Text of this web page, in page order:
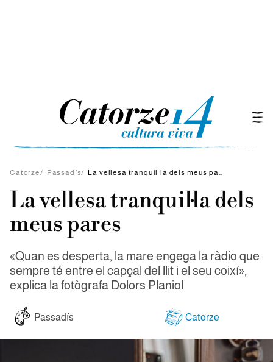
Catorze/ Passadís/ La vellesa tranquil·la dels meus pares
La vellesa tranquil·la dels
meus pares
«Quan es desperta, la mare engega la ràdio que
sempre té entre el capçal del llit i el seu coixí»,
explica la fotògrafa Dolors Planiol
Passadís Catorze